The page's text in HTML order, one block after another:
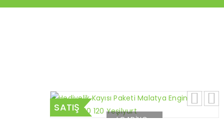
SATIŞ
LOADING...